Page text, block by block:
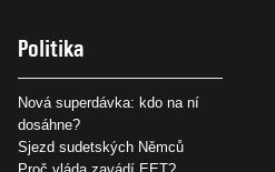
Politika
Nová superdávka: kdo na ní
dosáhne?
Sjezd sudetských Němců